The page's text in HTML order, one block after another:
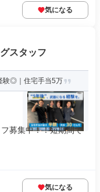
気になる
スタッフ
験◎｜住宅手当5万
募集中！！短期間で
気になる